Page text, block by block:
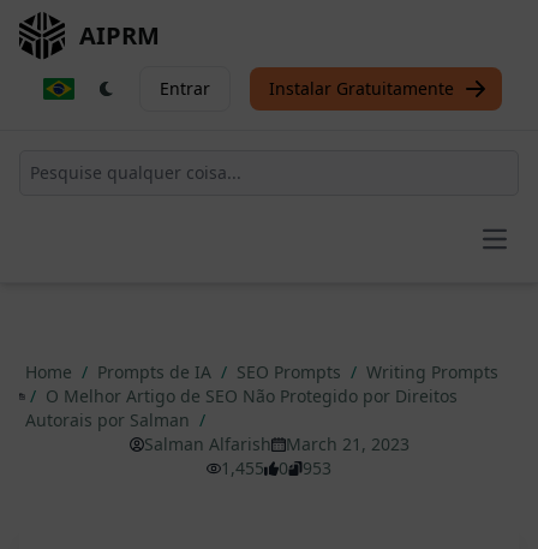
AIPRM
Entrar Instalar Gratuitamente
Home / Prompts de IA / SEO Prompts / Writing Prompts
/ O Melhor Artigo de SEO Não Protegido por Direitos
Autorais por Salman /
Salman Alfarish
March 21, 2023
1,455
0 953